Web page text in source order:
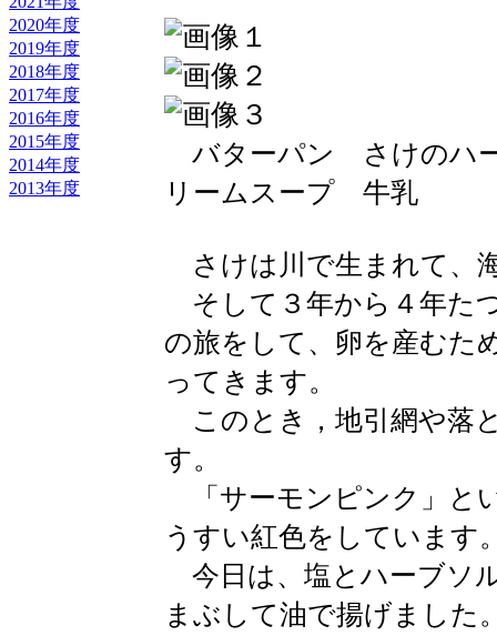
2020年度
2019年度
2018年度
2017年度
2016年度
2015年度
2014年度
2013年度
バターパン さけのハ
リームスープ 牛乳
さけは川で生まれて、
そして３年から４年た
の旅をして、卵を産むた
ってきます。
このとき，地引網や落
す。
「サーモンピンク」と
うすい紅色をしています
今日は、塩とハーブソ
まぶして油で揚げました